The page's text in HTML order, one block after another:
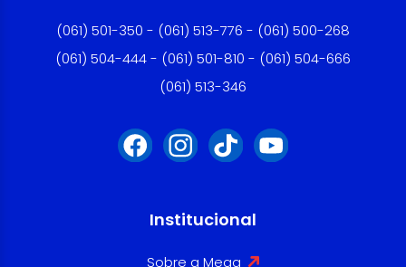
(061) 501-350 - (061) 513-776 - (061) 500-268
(061) 504-444 - (061) 501-810 - (061) 504-666
(061) 513-346
Institucional
Sobre a Mega